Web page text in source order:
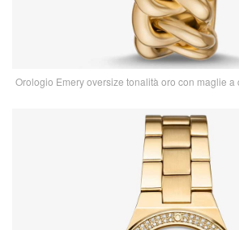
Orologio Emery oversize tonalità oro con maglie a